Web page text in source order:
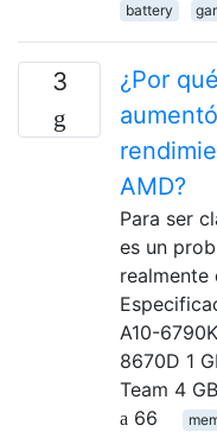
battery
3
¿Por
AMD?
Para ser
es un
realmente
A10-
8670D 1
Team 4
66